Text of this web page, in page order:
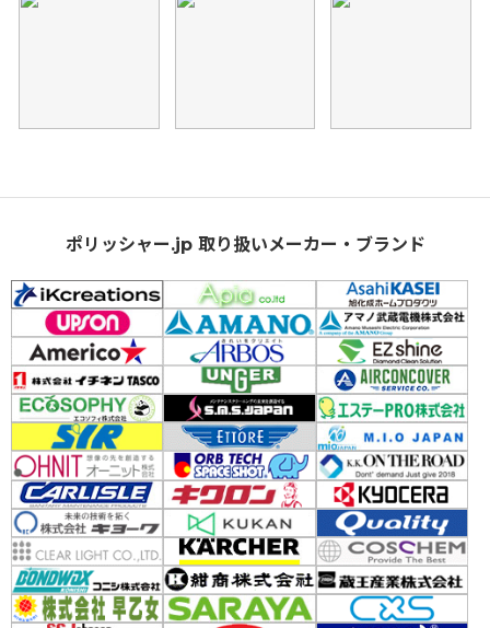
ポリッシャー.jp 取り扱いメーカー・ブランド